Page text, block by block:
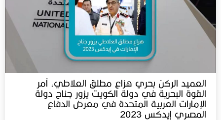
العميد الركن بحري هزاع مطلق العلاطي، آمر
القوة البحرية في دولة الكويت يزور جناح دولة
الإمارات العربية المتحدة في معرض الدفاع
المصري إيدكس 2023